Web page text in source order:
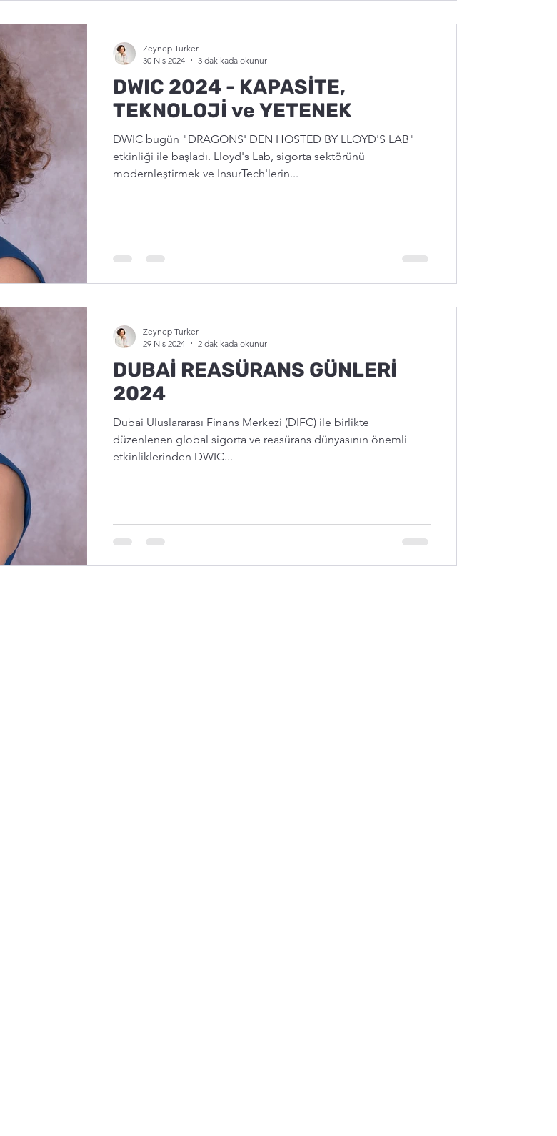
DWIC 2024 - KAPASİTE,
TEKNOLOJİ ve YETENEK
DWIC bugün "DRAGONS' DEN HOSTED BY LLOYD'S LAB"
etkinliği ile başladı. Lloyd's Lab, sigorta sektörünü
modernleştirmek ve InsurTech'lerin...
Zeynep Turker
30 Nis 2024
3 dakikada okunur
DUBAİ REASÜRANS GÜNLERİ
2024
Dubai Uluslararası Finans Merkezi (DIFC) ile birlikte
düzenlenen global sigorta ve reasürans dünyasının önemli
etkinliklerinden DWIC...
Zeynep Turker
29 Nis 2024
2 dakikada okunur